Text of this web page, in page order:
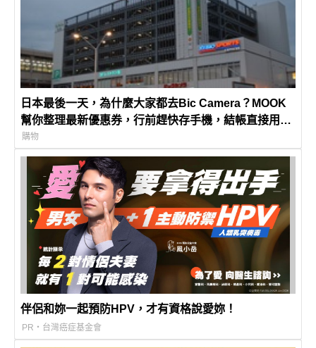
日本最後一天，為什麼大家都去Bic Camera？MOOK
幫你整理最新優惠券，行前趕快存手機，結帳直接用，
最高省10%
購物
伴侶和妳一起預防HPV，才有資格說愛妳！
PR・台灣癌症基金會